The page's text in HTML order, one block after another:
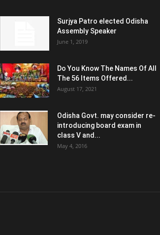
Surjya Patro elected Odisha
Assembly Speaker
June 1, 2019
Do You Know The Names Of All
The 56 Items Offered...
August 17, 2021
Odisha Govt. may consider re-
introducing board exam in
class V and...
May 4, 2016